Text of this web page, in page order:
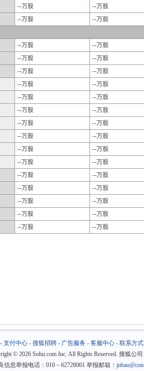
--万股 --万股
--万股 --万股
--万股 --万股
--万股 --万股
--万股 --万股
--万股 --万股
--万股 --万股
--万股 --万股
--万股 --万股
--万股 --万股
--万股 --万股
--万股 --万股
--万股 --万股
--万股 --万股
--万股 --万股
--万股 --万股
--万股 --万股
支付中心- 搜狐招聘- 广告服务- 客服中心- 联系方式
© 2026 Sohu.com Inc. All Rights Reserved. 搜狐公司
信息举报电话：010－62728061 举报邮箱：